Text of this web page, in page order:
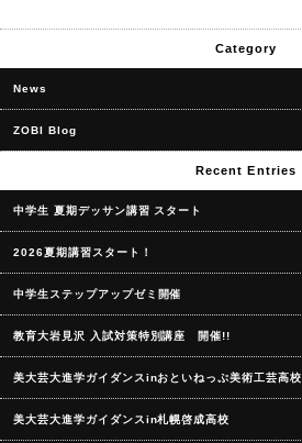
Category
News
ZOBI Blog
Recent Entries
中学生 夏期デッサン講習 スタート
2026夏期講習スタート！
中学生ステップアップゼミ開催
教育大岩見沢 入試対策特別講座 開催!!
美大芸大進学ガイダンスinおといねっぷ美術工芸高校
美大芸大進学ガイダンスin札幌啓成高校